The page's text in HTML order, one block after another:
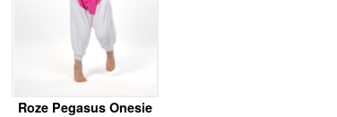
Roze Pegasus Onesie